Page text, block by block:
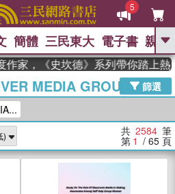
5
GO
熱搜： 東野圭吾 、 The Odyssey 、
父親節 、 如果歷史是一群喵 、 暑期
推薦
念華 、 台灣的李登輝時代 、 數學女
孩：黎曼猜想
偉大的迷走神經
簡體 三民東大 電子書 親子
史坎德》系列帶你踏上熱血奇幻
MEDIA GROUP
篩選
共 2584 筆
第 1 / 65 頁